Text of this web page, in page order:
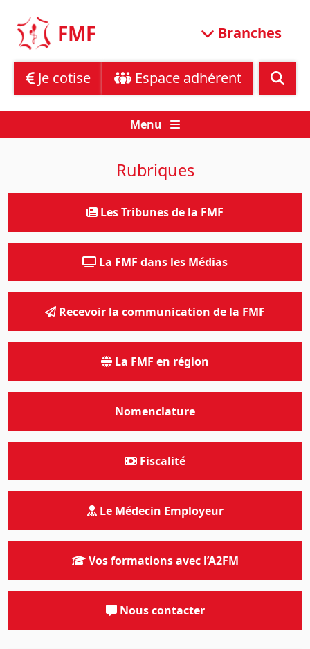
content
FMF Branches
Je cotise Espace adhérent
Menu
Rubriques
Les Tribunes de la FMF
La FMF dans les Médias
Recevoir la communication de la FMF
La FMF en région
Nomenclature
Fiscalité
Le Médecin Employeur
Vos formations avec l’A2FM
Nous contacter